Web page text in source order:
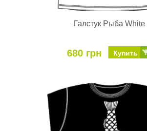
Галстук Рыба White
680 грн Купить